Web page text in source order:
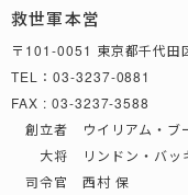
救世軍本営
〒101-0051 東京都千代田
TEL：03-3237-0881
FAX : 03-3237-3588
創立者 ウイリアム・ブ
大将 リンドン・バッ
司令官 西村 保